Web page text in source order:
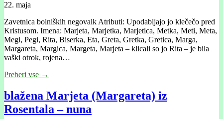
22. maja
Zavetnica bolniških negovalk Atributi: Upodabljajo jo klečečo pred
Kristusom. Imena: Marjeta, Marjetka, Marjetica, Metka, Meti, Meta,
Megi, Pegi, Rita, Biserka, Eta, Greta, Gretka, Gretica, Marga,
Margareta, Margica, Margeta, Marjeta – klicali so jo Rita – je bila
vaški otrok, rojena…
Preberi vse →
blažena Marjeta (Margareta) iz
Rosentala – nuna